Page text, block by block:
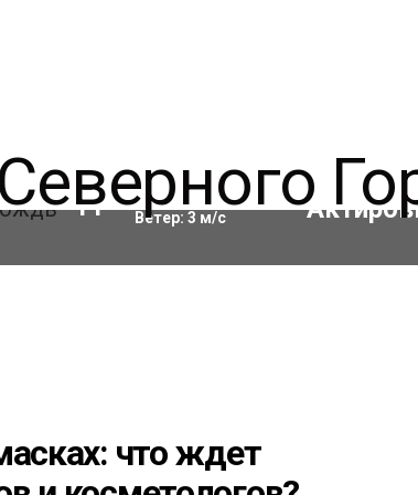
11 °C Влажность:90%
Ветер: 3 м/с
что ждет